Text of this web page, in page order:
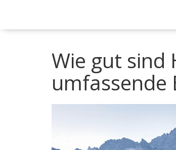
Wie gut sind
umfassende